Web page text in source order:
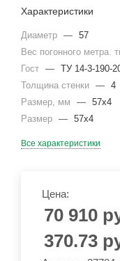
Характеристики
Диаметр — 57
Вес погонного метра.
Гост — ТУ 14-3-190-
Толщина стенки — 4
Размер, мм
— 57х4
Размер — 57х4
Все характеристики
Цена:
70 910
370.73